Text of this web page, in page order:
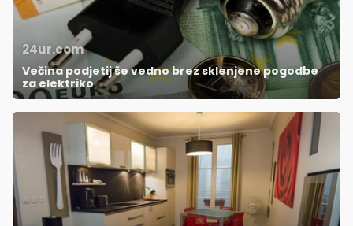
24ur.com
Večina podjetij še vedno brez sklenjene pogodbe
za elektriko